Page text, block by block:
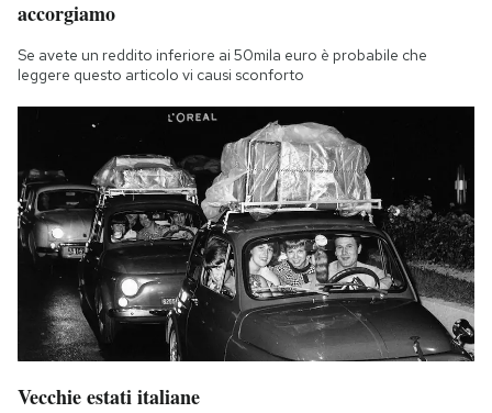
accorgiamo
Se avete un reddito inferiore ai 50mila euro è probabile che
leggere questo articolo vi causi sconforto
Vecchie estati italiane